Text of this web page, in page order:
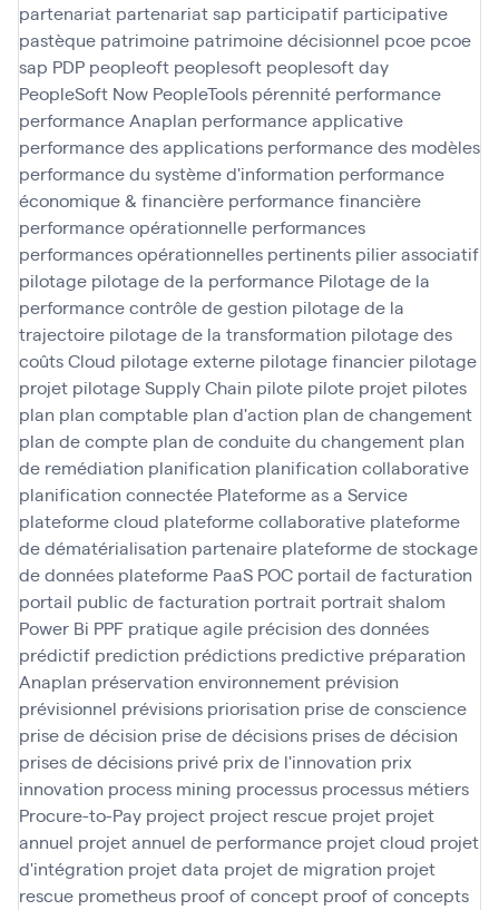
partenariat partenariat sap participatif participative
pastèque patrimoine patrimoine décisionnel pcoe pcoe
sap PDP peopleoft peoplesoft peoplesoft day
PeopleSoft Now PeopleTools pérennité performance
performance Anaplan performance applicative
performance des applications performance des modèles
performance du système d'information performance
économique & financière performance financière
performance opérationnelle performances
performances opérationnelles pertinents pilier associatif
pilotage pilotage de la performance Pilotage de la
performance contrôle de gestion pilotage de la
trajectoire pilotage de la transformation pilotage des
coûts Cloud pilotage externe pilotage financier pilotage
projet pilotage Supply Chain pilote pilote projet pilotes
plan plan comptable plan d'action plan de changement
plan de compte plan de conduite du changement plan
de remédiation planification planification collaborative
planification connectée Plateforme as a Service
plateforme cloud plateforme collaborative plateforme
de dématérialisation partenaire plateforme de stockage
de données plateforme PaaS POC portail de facturation
portail public de facturation portrait portrait shalom
Power Bi PPF pratique agile précision des données
prédictif prediction prédictions predictive préparation
Anaplan préservation environnement prévision
prévisionnel prévisions priorisation prise de conscience
prise de décision prise de décisions prises de décision
prises de décisions privé prix de l'innovation prix
innovation process mining processus processus métiers
Procure-to-Pay project project rescue projet projet
annuel projet annuel de performance projet cloud projet
d'intégration projet data projet de migration projet
rescue prometheus proof of concept proof of concepts